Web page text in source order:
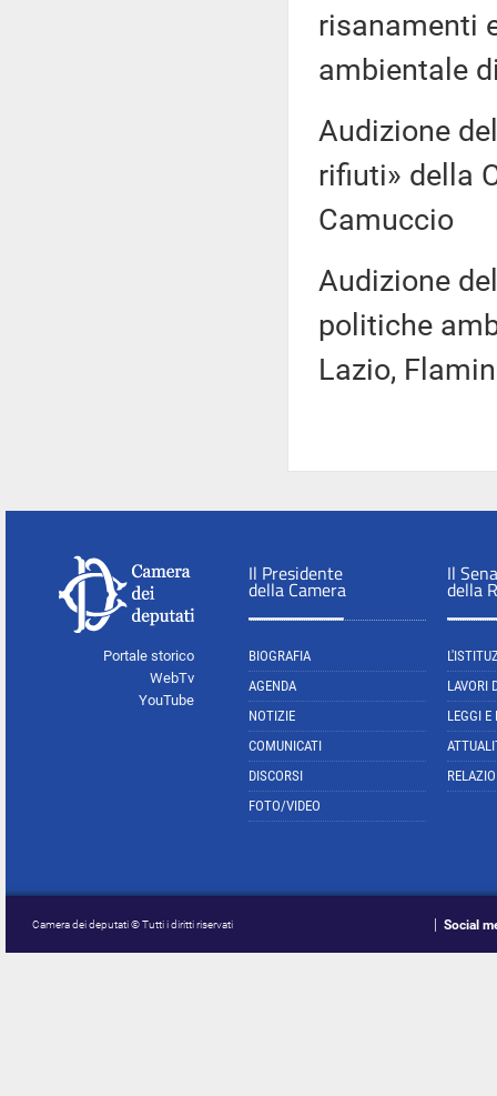
risanamenti
ambientale
Audizione
rifiuti» della
Camuccio
Audizione
politiche
Lazio,
Portale storico
WebTv
YouTube
Il Presidente
della Camera
BIOGRAFIA
AGENDA
NOTIZIE
COMUNICATI
DISCORSI
FOTO/VIDEO
Il
della
LAVORI
LEGGI E
Camera dei deputati © Tutti i diritti riservati Social